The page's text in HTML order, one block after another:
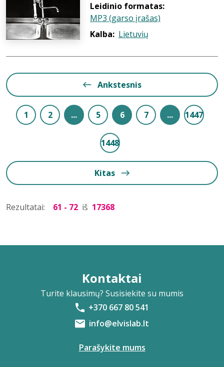
Leidinio formatas:
MP3 (garso įrašas)
Kalba: Lietuvių
Ankstesnis
1 2 ... 5 6 7 ... 1447
1448
Kitas
Rezultatai: 61 - 72 iš 17368
Kontaktai
Turite klausimų? Susisiekite su mumis
+370 667 80 541
info@elvislab.lt
Parašykite mums